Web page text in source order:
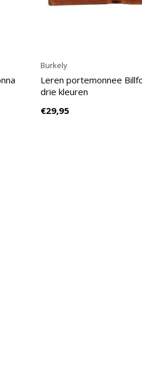
Burkely
Leren portemonnee
drie kleuren
€29,95